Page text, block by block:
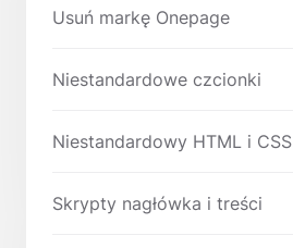
Usuń markę Onepage
Niestandardowe czcionki
Niestandardowy HTML i CSS
Skrypty nagłówka i treści